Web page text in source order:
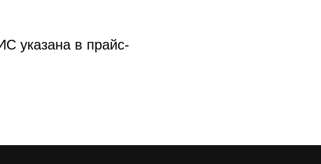
указана в прайс-